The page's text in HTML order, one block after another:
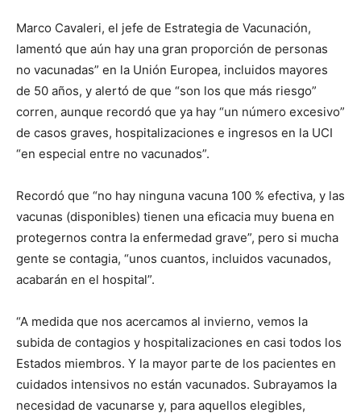
Marco Cavaleri, el jefe de Estrategia de Vacunación,
lamentó que aún hay una gran proporción de personas
no vacunadas” en la Unión Europea, incluidos mayores
de 50 años, y alertó de que “son los que más riesgo”
corren, aunque recordó que ya hay “un número excesivo”
de casos graves, hospitalizaciones e ingresos en la UCI
“en especial entre no vacunados”.
Recordó que “no hay ninguna vacuna 100 % efectiva, y las
vacunas (disponibles) tienen una eficacia muy buena en
protegernos contra la enfermedad grave”, pero si mucha
gente se contagia, “unos cuantos, incluidos vacunados,
acabarán en el hospital”.
“A medida que nos acercamos al invierno, vemos la
subida de contagios y hospitalizaciones en casi todos los
Estados miembros. Y la mayor parte de los pacientes en
cuidados intensivos no están vacunados. Subrayamos la
necesidad de vacunarse y, para aquellos elegibles,